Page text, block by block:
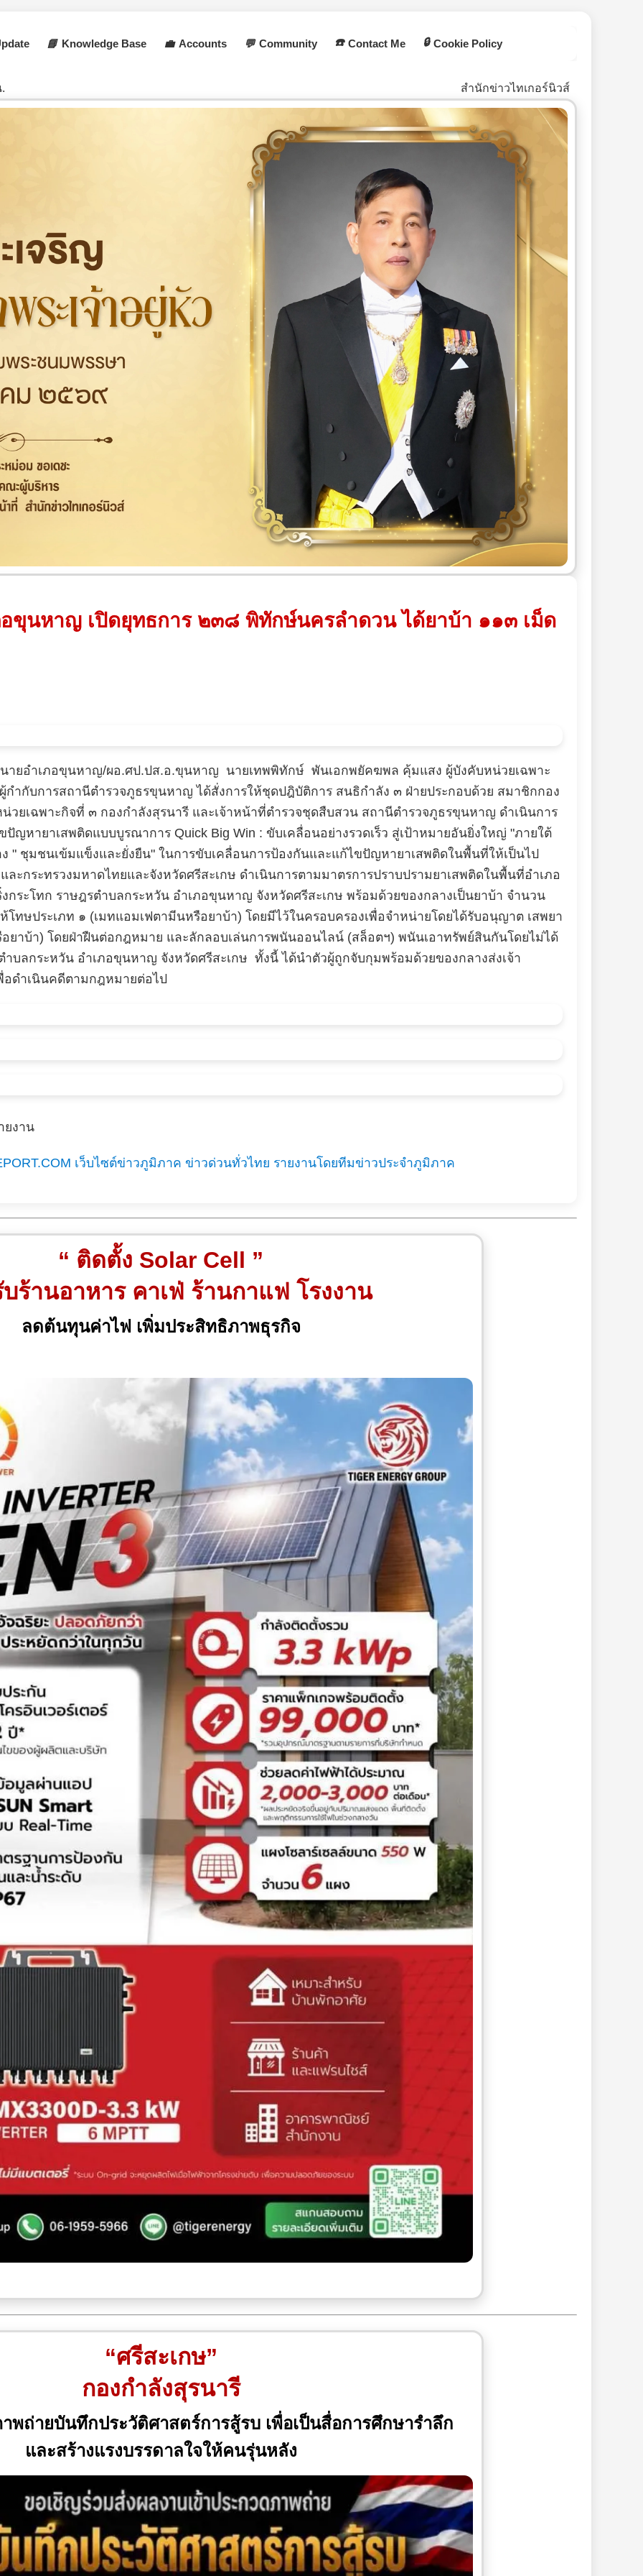
📘 Knowledge Base 💼 Accounts 💬 Community ☎️ Contact Me 🔒 Cookie Policy
สำนักข่าวไทเกอร์นิวส์
อขุนหาญ เปิดยุทธการ ๒๓๘ พิทักษ์นครลำดวน ได้ยาบ้า ๑๑๓ เม็ด
ยอำเภอขุนหาญ/ผอ.ศป.ปส.อ.ขุนหาญ นายเทพพิทักษ์ พันเอกพยัคฆพล คุ้มแสง ผู้บังคับหน่วยเฉพาะ
ำกับการสถานีตำรวจภูธรขุนหาญ ได้สั่งการให้ชุดปฎิบัติการ สนธิกำลัง ๓ ฝ่ายประกอบด้วย สมาชิกกอง
ยเฉพาะกิจที่ ๓ กองกำลังสุรนารี และเจ้าหน้าที่ตำรวจชุดสืบสวน สถานีตำรวจภูธรขุนหาญ ดำเนินการ
ญหายาเสพติดแบบบูรณาการ Quick Big Win : ขับเคลื่อนอย่างรวดเร็ว สู่เป้าหมายอันยิ่งใหญ่ "ภายใต้
" ชุมชนเข้มแข็งและยั่งยืน" ในการขับเคลื่อนการป้องกันและแก้ไขปัญหายาเสพติดในพื้นที่ให้เป็นไป
ะกระทรวงมหาดไทยและจังหวัดศรีสะเกษ ดำเนินการตามมาตรการปราบปรามยาเสพติดในพื้นที่อำเภอ
ระโทก ราษฎรตำบลกระหวัน อำเภอขุนหาญ จังหวัดศรีสะเกษ พร้อมด้วยของกลางเป็นยาบ้า จำนวน
โทษประเภท ๑ (เมทแอมเฟตามีนหรือยาบ้า) โดยมีไว้ในครอบครองเพื่อจำหน่ายโดยได้รับอนุญาต เสพยา
ยาบ้า) โดยฝ่าฝืนต่อกฎหมาย และลักลอบเล่นการพนันออนไลน์ (สล็อตฯ) พนันเอาทรัพย์สินกันโดยไม่ได้
ลกระหวัน อำเภอขุนหาญ จังหวัดศรีสะเกษ ทั้งนี้ ได้นำตัวผู้ถูกจับกุมพร้อมด้วยของกลางส่งเจ้า
ดำเนินคดีตามกฎหมายต่อไป
ยงาน
เว็บไซต์ข่าวภูมิภาค ข่าวด่วนทั่วไทย รายงานโดยทีมข่าวประจำภูมิภาค
“ ติดตั้ง Solar Cell ”
ร้านอาหาร คาเฟ่ ร้านกาแฟ โรงงาน
ลดต้นทุนค่าไฟ เพิ่มประสิทธิภาพธุรกิจ
“ศรีสะเกษ”
กองกำลังสุรนารี
พถ่ายบันทึกประวัติศาสตร์การสู้รบ เพื่อเป็นสื่อการศึกษารำลึก
และสร้างแรงบรรดาลใจให้คนรุ่นหลัง